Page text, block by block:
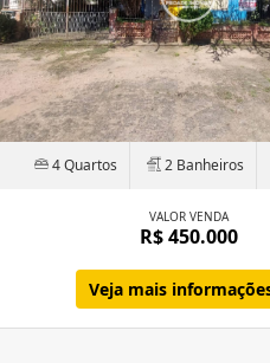
4 Quartos 2 Banheiros
VALOR VENDA
R$ 450.000
Veja mais